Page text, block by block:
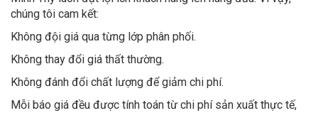
chúng tôi cam kết:
Không đội giá qua từng lớp phân phối.
Không thay đổi giá thất thường.
Không đánh đổi chất lượng để giảm chi phí.
Mỗi báo giá đều được tính toán từ chi phí sản xuất thực tế,